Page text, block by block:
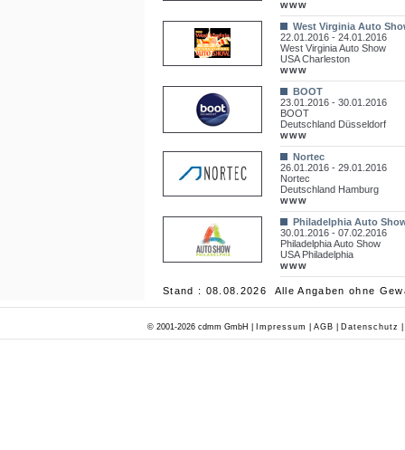
www
West Virginia Auto
22.01.2016 - 24.01.2016
West Virginia Auto Show
USA Charleston
www
BOOT
23.01.2016 - 30.01.2016
BOOT
Deutschland Düsseldorf
www
Nortec
26.01.2016 - 29.01.2016
Nortec
Deutschland Hamburg
www
Philadelphia Auto
30.01.2016 - 07.02.2016
Philadelphia Auto Show
USA Philadelphia
www
Stand : 08.08.2026 Alle Angaben ohne
© 2001-2026 cdmm GmbH | Impressum AGB Datenschutz